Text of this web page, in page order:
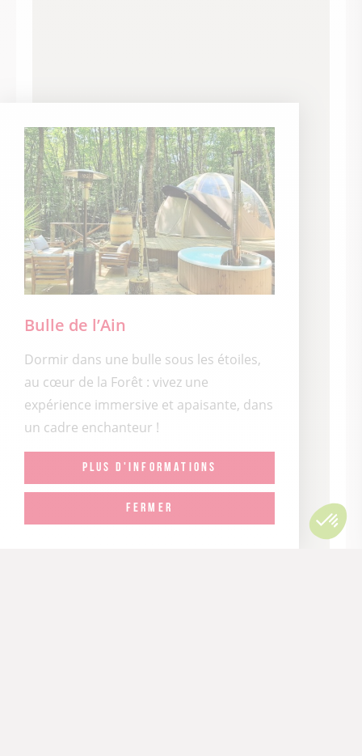
Bulle de l’Ain
Dormir dans une bulle sous les étoiles,
au cœur de la Forêt : vivez une
expérience immersive et apaisante, dans
un cadre enchanteur !
PLUS D'INFORMATIONS
FERMER